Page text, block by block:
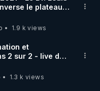
(stages,
le plateau
1.9 k views
et
2 sur 2 - live du
1.3 k views